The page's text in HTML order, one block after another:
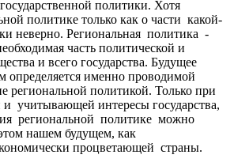
политики. Хотя
политике только как о части какой-
неверно. Региональная политика -
часть политической и
и всего государства. Будущее
определяется именно проводимой
региональной политикой. Только при
и учитывающей интересы государства,
региональной политике можно
нашем будущем, как
процветающей страны.